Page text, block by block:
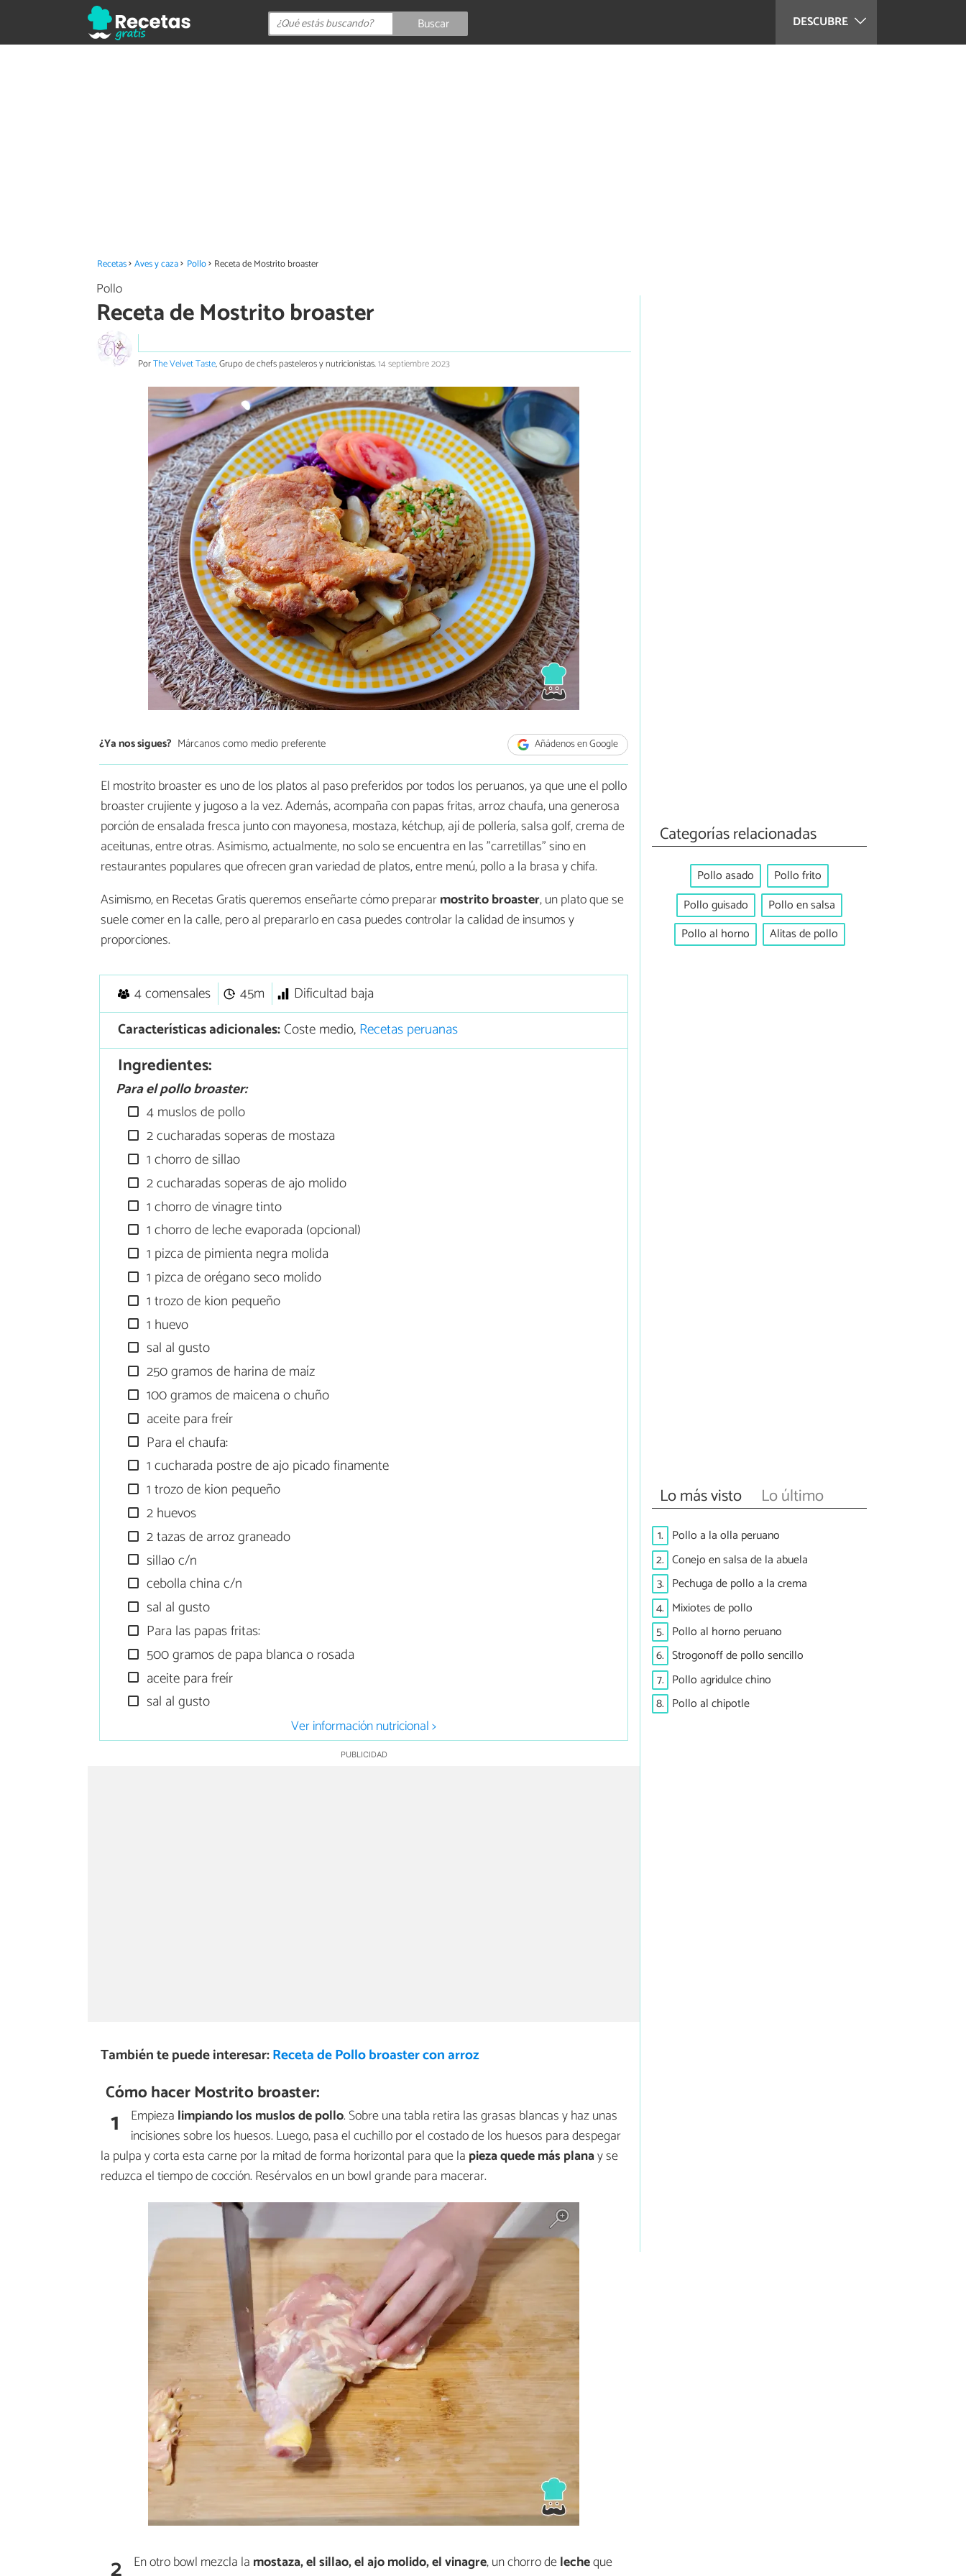
DESCUBRE
Buscar
Recetas Aves y caza Pollo Receta de Mostrito broaster
Pollo
Receta de Mostrito broaster
PorThe Velvet Taste, Grupo de chefs pasteleros y nutricionistas.14 septiembre 2023
¿Ya nos sigues? Márcanos como medio preferente Añádenos en Google
El mostrito broaster es uno de los platos al paso preferidos por todos los peruanos, ya que une el pollo
broaster crujiente y jugoso a la vez. Además, acompaña con papas fritas, arroz chaufa, una generosa
porción de ensalada fresca junto con mayonesa, mostaza, kétchup, ají de pollería, salsa golf, crema de
aceitunas, entre otras. Asimismo, actualmente, no solo se encuentra en las "carretillas" sino en
restaurantes populares que ofrecen gran variedad de platos, entre menú, pollo a la brasa y chifa.
Asimismo, en Recetas Gratis queremos enseñarte cómo prepararmostrito broaster, un plato que se
suele comer en la calle, pero al prepararlo en casa puedes controlar la calidad de insumos y
proporciones.
4 comensales 45m
Dificultad baja
Características adicionales:Coste medio,Recetas peruanas
Ingredientes:
Para el pollo broaster:
4 muslos de pollo
2 cucharadas soperas de mostaza
1 chorro de sillao
2 cucharadas soperas de ajo molido
1 chorro de vinagre tinto
1 chorro de leche evaporada (opcional)
1 pizca de pimienta negra molida
1 pizca de orégano seco molido
1 trozo de kion pequeño
1 huevo
sal al gusto
250 gramos de harina de maíz
100 gramos de maicena o chuño
aceite para freír
Para el chaufa:
1 cucharada postre de ajo picado finamente
1 trozo de kion pequeño
2 huevos
2 tazas de arroz graneado
sillao c/n
cebolla china c/n
sal al gusto
Para las papas fritas:
500 gramos de papa blanca o rosada
aceite para freír
sal al gusto
Ver información nutricional >
También te puede interesar:Receta de Pollo broaster con arroz
Cómo hacer Mostrito broaster:
1 Empieza limpiandolos muslos depollo. Sobre una tabla retira las grasas blancas y haz unas
incisiones sobre los huesos. Luego, pasa el cuchillo por el costado de los huesos para despegar
la pulpa y corta esta carne por la mitad de forma horizontal para que la pieza quede más planay se
reduzca el tiempo de cocción. Resérvalos en un bowl grande para macerar.
En otro bowl mezcla la mostaza, el sillao, el ajo molido, el vinagre, un chorro delecheque
Categorías relacionadas
Pollo asado
Pollo frito
Pollo guisado
Pollo en salsa
Pollo al horno
Alitas de pollo
Lo más visto Lo último
1. Pollo a la olla peruano
2. Conejo en salsa de la abuela
3. Pechuga de pollo a la crema
4. Mixiotes de pollo
5. Pollo al horno peruano
6. Strogonoff de pollo sencillo
7. Pollo agridulce chino
8. Pollo al chipotle